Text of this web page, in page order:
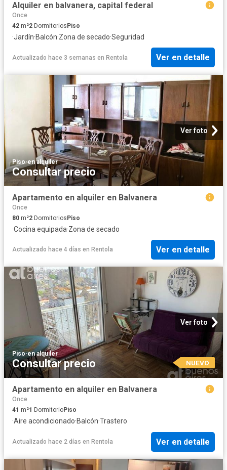
Alquiler en balvanera, capital federal
Once
42 m²2 Dormitorios Piso
·Jardín·Balcón·Zona de secado·Seguridad
Actualizado hace 3 semanas en Rentola Ver en detalle
Ver foto
Piso·en alquiler
Consultar precio
Apartamento en alquiler en Balvanera
Once
80 m²2 DormitoriosPiso
·Cocina equipada·Zona de secado
Actualizado hace 4 días en Rentola Ver en detalle
Ver foto
Piso·en alquiler
Consultar precio NUEVO
Apartamento en alquiler en Balvanera
Once
41 m²1 DormitorioPiso
·Aire acondicionado·Balcón·Trastero
Actualizado hace 2 días en Rentola Ver en detalle